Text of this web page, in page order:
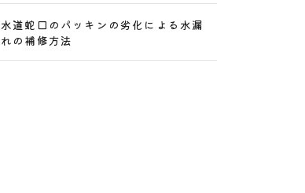
水道蛇口のパッキンの劣化による水漏
れの補修方法